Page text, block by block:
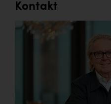
Kontakt